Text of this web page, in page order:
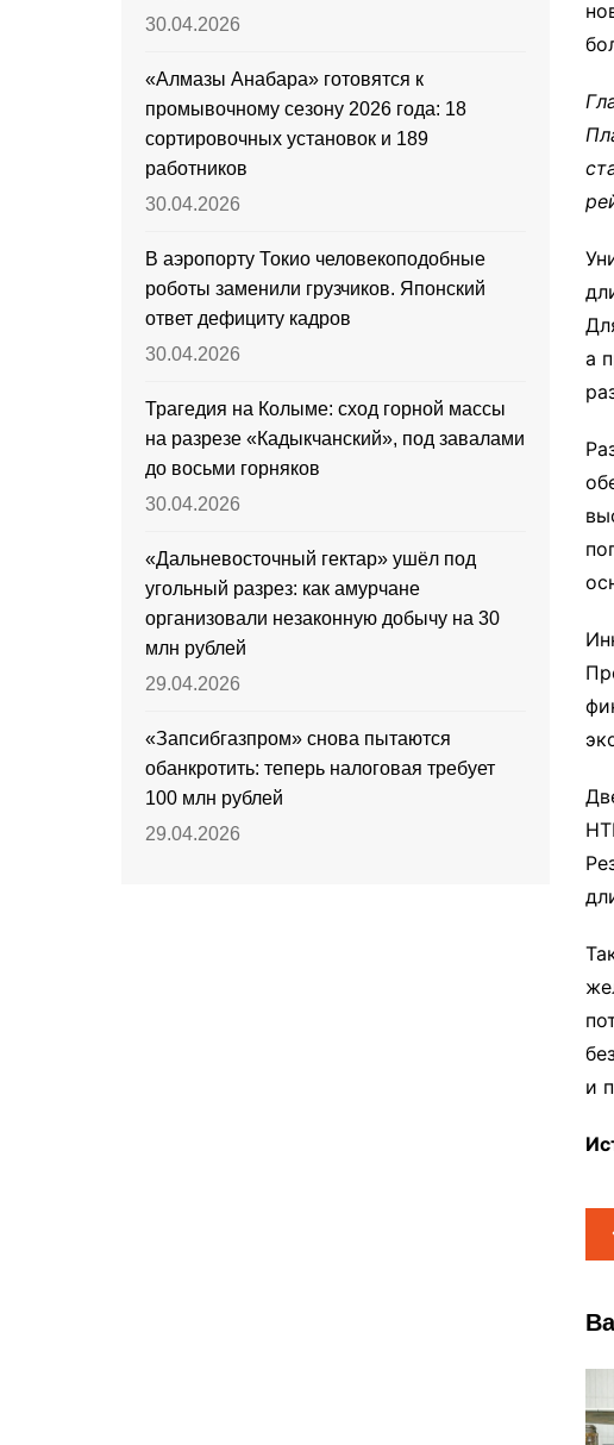
а
и
30.04.2026
«Алмазы Анабара» готовятся к
промывочному сезону 2026 года: 18
сортировочных установок и 189
работников
30.04.2026
В аэропорту Токио человекоподобные
роботы заменили грузчиков. Японский
ответ дефициту кадров
30.04.2026
Трагедия на Колыме: сход горной массы
на разрезе «Кадыкчанский», под завалами
до восьми горняков
30.04.2026
«Дальневосточный гектар» ушёл под
угольный разрез: как амурчане
организовали незаконную добычу на 30
млн рублей
29.04.2026
«Запсибгазпром» снова пытаются
обанкротить: теперь налоговая требует
100 млн рублей
29.04.2026